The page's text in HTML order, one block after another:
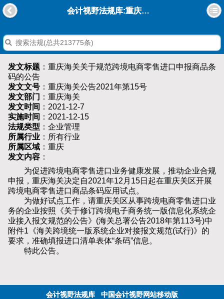
会计视野法规库:重庆海关关于规范跨境电商零售进口申报商品条码的公告
发文标题 ：重庆海关关于规范跨境电商零售进口申报商品条
码的公告
发文文号 ：重庆海关公告2021年第15号
发文部门 ：重庆海关
发文时间 ：2021-12-7
实施时间 ：2021-12-15
法规类型 ：企业管理
所属行业 ：所有行业
所属区域 ：重庆
发文内容 ：
为促进跨境电商零售进口业务健康发展，推动企业合规
申报，重庆海关决定自2021年12月15日起在重庆关区开展
跨境电商零售进口商品条码应用试点。
为做好试点工作，请重庆关区从事跨境电商零售进口业
务的企业按照《关于修订跨境电子商务统一版信息化系统企
业接入报文规范的公告》(海关总署公告2018年第113号)中
附件1《海关跨境统一版系统企业对接报文规范(试行)》的
要求，准确填报进口清单表体“条码”信息。
特此公告。
会计视野法规库 中国会计视野网站移动版